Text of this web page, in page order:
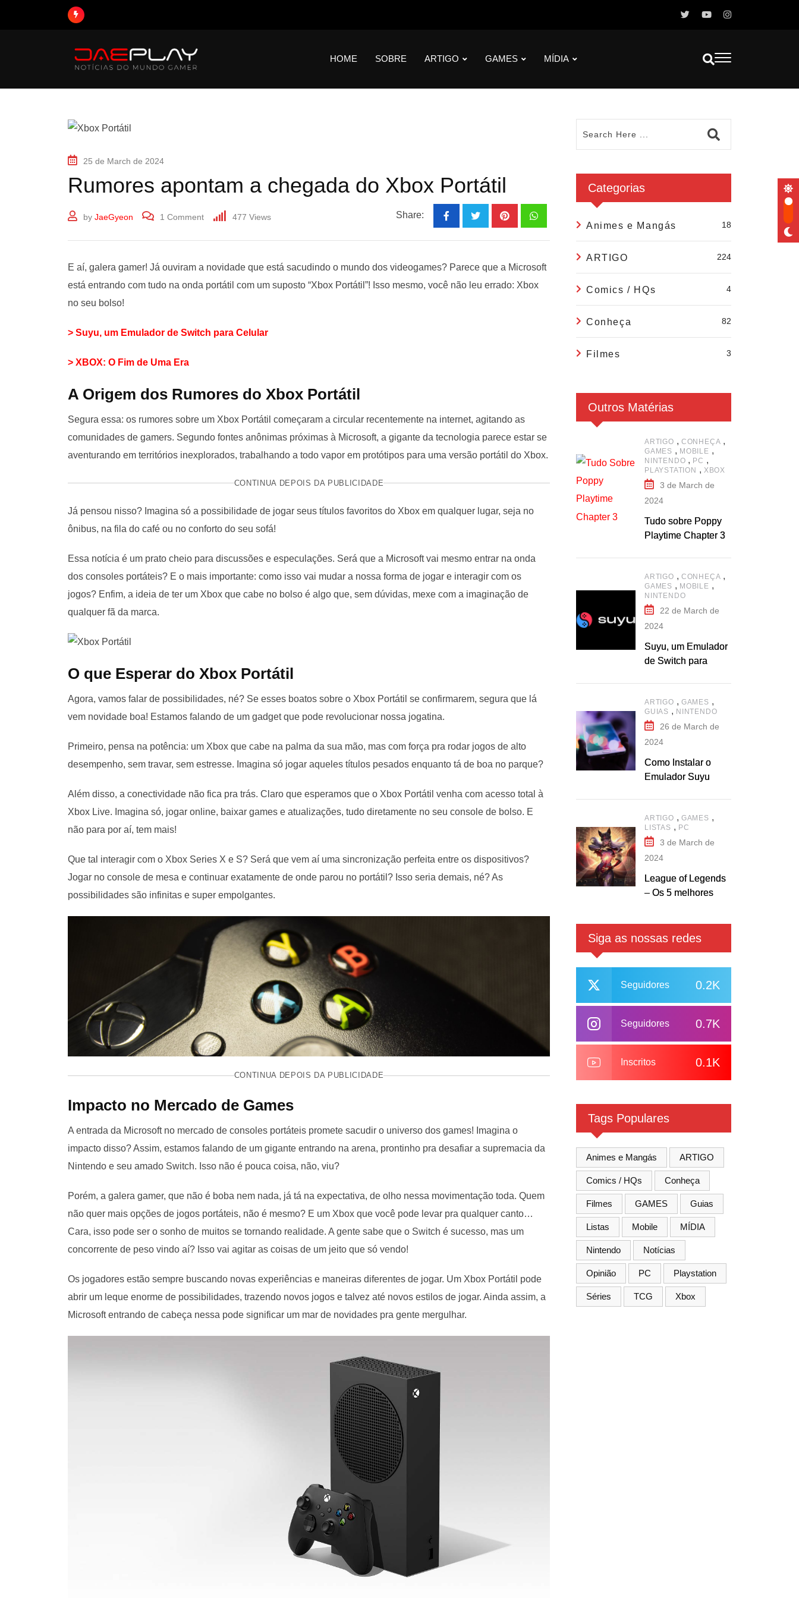
HOME SOBRE ARTIGO GAMES MÍDIA
25 de March de 2024
Rumores apontam a chegada do Xbox Portátil
by JaeGyeon 1 Comment 477 Views Share:
E aí, galera gamer! Já ouviram a novidade que está sacudindo o mundo dos videogames? Parece que a Microsoft
está entrando com tudo na onda portátil com um suposto “Xbox Portátil”! Isso mesmo, você não leu errado: Xbox
no seu bolso!
> Suyu, um Emulador de Switch para Celular
> XBOX: O Fim de Uma Era
A Origem dos Rumores do Xbox Portátil
Segura essa: os rumores sobre um Xbox Portátil começaram a circular recentemente na internet, agitando as
comunidades de gamers. Segundo fontes anônimas próximas à Microsoft, a gigante da tecnologia parece estar se
aventurando em territórios inexplorados, trabalhando a todo vapor em protótipos para uma versão portátil do Xbox.
CONTINUA DEPOIS DA PUBLICIDADE
Já pensou nisso? Imagina só a possibilidade de jogar seus títulos favoritos do Xbox em qualquer lugar, seja no
ônibus, na fila do café ou no conforto do seu sofá!
Essa notícia é um prato cheio para discussões e especulações. Será que a Microsoft vai mesmo entrar na onda
dos consoles portáteis? E o mais importante: como isso vai mudar a nossa forma de jogar e interagir com os
jogos? Enfim, a ideia de ter um Xbox que cabe no bolso é algo que, sem dúvidas, mexe com a imaginação de
qualquer fã da marca.
O que Esperar do Xbox Portátil
Agora, vamos falar de possibilidades, né? Se esses boatos sobre o Xbox Portátil se confirmarem, segura que lá
vem novidade boa! Estamos falando de um gadget que pode revolucionar nossa jogatina.
Primeiro, pensa na potência: um Xbox que cabe na palma da sua mão, mas com força pra rodar jogos de alto
desempenho, sem travar, sem estresse. Imagina só jogar aqueles títulos pesados enquanto tá de boa no parque?
Além disso, a conectividade não fica pra trás. Claro que esperamos que o Xbox Portátil venha com acesso total à
Xbox Live. Imagina só, jogar online, baixar games e atualizações, tudo diretamente no seu console de bolso. E
não para por aí, tem mais!
Que tal interagir com o Xbox Series X e S? Será que vem aí uma sincronização perfeita entre os dispositivos?
Jogar no console de mesa e continuar exatamente de onde parou no portátil? Isso seria demais, né? As
possibilidades são infinitas e super empolgantes.
CONTINUA DEPOIS DA PUBLICIDADE
Impacto no Mercado de Games
A entrada da Microsoft no mercado de consoles portáteis promete sacudir o universo dos games! Imagina o
impacto disso? Assim, estamos falando de um gigante entrando na arena, prontinho pra desafiar a supremacia da
Nintendo e seu amado Switch. Isso não é pouca coisa, não, viu?
Porém, a galera gamer, que não é boba nem nada, já tá na expectativa, de olho nessa movimentação toda. Quem
não quer mais opções de jogos portáteis, não é mesmo? E um Xbox que você pode levar pra qualquer canto…
Cara, isso pode ser o sonho de muitos se tornando realidade. A gente sabe que o Switch é sucesso, mas um
concorrente de peso vindo aí? Isso vai agitar as coisas de um jeito que só vendo!
Os jogadores estão sempre buscando novas experiências e maneiras diferentes de jogar. Um Xbox Portátil pode
abrir um leque enorme de possibilidades, trazendo novos jogos e talvez até novos estilos de jogar. Ainda assim, a
Microsoft entrando de cabeça nessa pode significar um mar de novidades pra gente mergulhar.
Categorias
Animes e Mangás 18
ARTIGO 224
Comics / HQs 4
Conheça 82
Filmes 3
Outros Matérias
ARTIGO , CONHEÇA ,
GAMES , MOBILE ,
NINTENDO , PC ,
PLAYSTATION , XBOX
3 de March de
2024
Tudo sobre Poppy
Playtime Chapter 3
ARTIGO , CONHEÇA ,
GAMES , MOBILE ,
NINTENDO
22 de March de
2024
Suyu, um Emulador
de Switch para
ARTIGO , GAMES ,
GUIAS , NINTENDO
26 de March de
2024
Como Instalar o
Emulador Suyu
ARTIGO , GAMES ,
LISTAS , PC
3 de March de
2024
League of Legends
– Os 5 melhores
Siga as nossas redes
0.2K
Seguidores
0.7K
Seguidores
0.1K
Inscritos
Tags Populares
Animes e Mangás ARTIGO
Comics / HQs Conheça
Filmes GAMES Guias
Listas Mobile MÍDIA
Nintendo Notícias
Opinião PC Playstation
Séries TCG Xbox